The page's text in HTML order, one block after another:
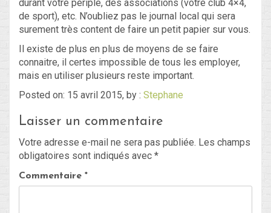
durant votre périple, des associations (votre club 4×4,
de sport), etc. N’oubliez pas le journal local qui sera
surement très content de faire un petit papier sur vous.
Il existe de plus en plus de moyens de se faire
connaitre, il certes impossible de tous les employer,
mais en utiliser plusieurs reste important.
Posted on: 15 avril 2015, by : Stephane
Laisser un commentaire
Votre adresse e-mail ne sera pas publiée. Les champs
obligatoires sont indiqués avec *
Commentaire *